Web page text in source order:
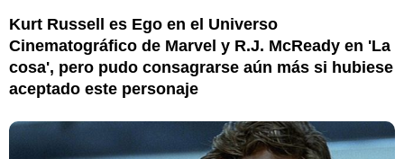
Kurt Russell es Ego en el Universo
Cinematográfico de Marvel y R.J. McReady en 'La
cosa', pero pudo consagrarse aún más si hubiese
aceptado este personaje